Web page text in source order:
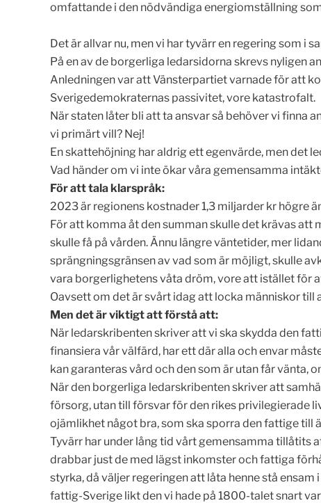
omfattande i den nödvändiga energiomställning
Det är allvar nu, men vi har tyvärr en regering som i
På en av de borgerliga ledarsidorna skrevs nyligen
Anledningen var att Vänsterpartiet varnade för att
Sverigedemokraternas passivitet, vore katastrofalt.
När staten låter bli att ta ansvar så behöver vi finna
vi primärt vill? Nej!
En skattehöjning har aldrig ett egenvärde, men det
Vad händer om vi inte ökar våra gemensamma
För att tala klarspråk:
2023 är regionens kostnader 1,3 miljarder kr högre
För att komma åt den summan skulle det krävas att
skulle få på vården. Ännu längre väntetider, mer
sprängningsgränsen av vad som är möjligt, skulle
vara borgerlighetens våta dröm, vore att istället för
Oavsett om det är svårt idag att locka människor till
Men det är viktigt att förstå att:
När ledarskribenten skriver att vi ska skydda den
finansiera vår välfärd, har ett där alla och envar
kan garanteras vård och den som är utan får vänta,
När den borgerliga ledarskribenten skriver att
försorg, utan till försvar för den rikes privilegierade
ojämlikhet något bra, som ska sporra den fattige till
Tyvärr har under lång tid vårt gemensamma tillåtits
drabbar just de med lägst inkomster och fattiga
styrka, då väljer regeringen att låta henne stå
fattig-Sverige likt den vi hade på 1800-talet snart